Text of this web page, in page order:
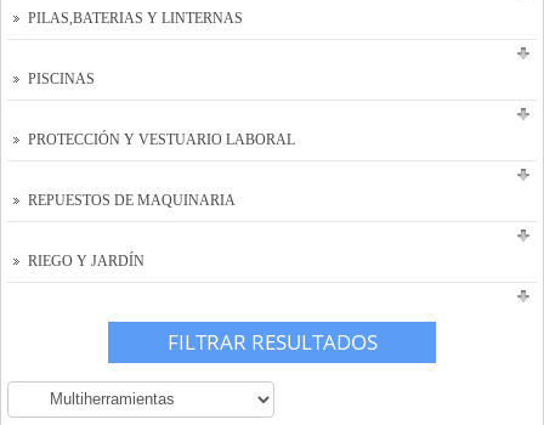
PILAS,BATERIAS Y LINTERNAS
PISCINAS
PROTECCIÓN Y VESTUARIO LABORAL
REPUESTOS DE MAQUINARIA
RIEGO Y JARDÍN
FILTRAR RESULTADOS